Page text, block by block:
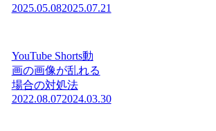
2025.05.082025.07.21
YouTube Shorts動
画の画像が乱れる
場合の対処法
2022.08.072024.03.30